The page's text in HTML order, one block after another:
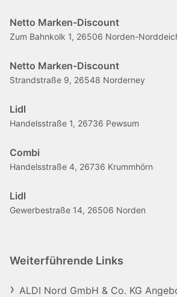
Netto Marken-Discount
Zum Bahnkolk 1, 26506 Norden-
Netto Marken-Discount
Strandstraße 9, 26548 Norderney
Lidl
Handelsstraße 1, 26736 Pewsum
Combi
Handelsstraße 4, 26736 Krummhörn
Lidl
Gewerbestraße 14, 26506 Norden
Weiterführende Links
ALDI Nord GmbH & Co. KG